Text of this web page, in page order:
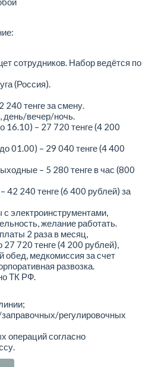
сотрудников. Набор ведётся по
(Россия).
240 тенге за смену.
день/вечер/ночь.
16.10) – 27 720 тенге (4 200
01.00) – 29 040 тенге (4 400
– 5 280 тенге в час (800
42 240 тенге (6 400 рублей) за
электроинструментами,
желание работать.
2 раза в месяц,
720 тенге (4 200 рублей),
медкомиссия за счет
развозка.
ТК РФ.
регулировочных
операций согласно